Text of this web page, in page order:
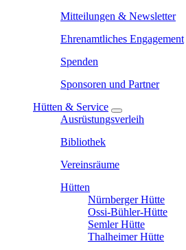
Mitteilungen & Newsletter
Ehrenamtliches Engagement
Spenden
Sponsoren und Partner
Hütten & Service
Ausrüstungsverleih
Bibliothek
Vereinsräume
Hütten
Nürnberger Hütte
Ossi-Bühler-Hütte
Semler Hütte
Thalheimer Hütte